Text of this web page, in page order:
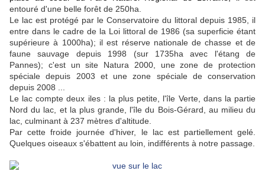
entouré d'une belle forêt de 250ha.
Le lac est protégé par le Conservatoire du littoral depuis 1985, il
entre dans le cadre de la Loi littoral de 1986 (sa superficie étant
supérieure à 1000ha); il est réserve nationale de chasse et de
faune sauvage depuis 1998 (sur 1735ha avec l'étang de
Pannes); c'est un site Natura 2000, une zone de protection
spéciale depuis 2003 et une zone spéciale de conservation
depuis 2008 ...
Le lac compte deux iles : la plus petite, l'île Verte, dans la partie
Nord du lac, et la plus grande, l'île du Bois-Gérard, au milieu du
lac, culminant à 237 mètres d'altitude.
Par cette froide journée d'hiver, le lac est partiellement gelé.
Quelques oiseaux s'ébattent au loin, indifférents à notre passage.